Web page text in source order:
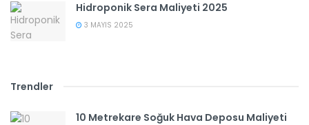
Hidroponik Sera Maliyeti 2025
3 MAYIS 2025
Trendler
10 Metrekare Soğuk Hava Deposu Maliyeti